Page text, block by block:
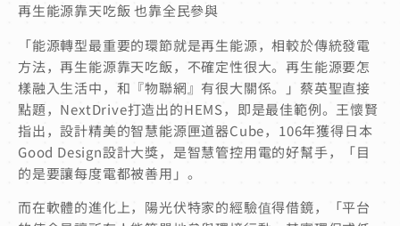
再生能源靠天吃飯 也靠全民參與
「能源轉型最重要的環節就是再生能源，相較於傳統發電
方法，再生能源靠天吃飯，不確定性很大。再生能源要怎
樣融入生活中，和『物聯網』有很大關係。」蔡英聖直接
點題，NextDrive打造出的HEMS，即是最佳範例。王懷賢
指出，設計精美的智慧能源匣道器Cube，106年獲得日本
Good Design設計大獎，是智慧管控用電的好幫手，「目
的是要讓每度電都被善用」。
而在軟體的進化上，陽光伏特家的經驗值得借鏡，「平台